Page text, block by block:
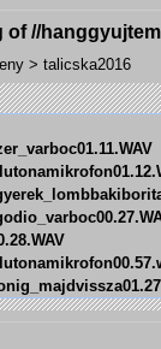
of //
> talicska2016